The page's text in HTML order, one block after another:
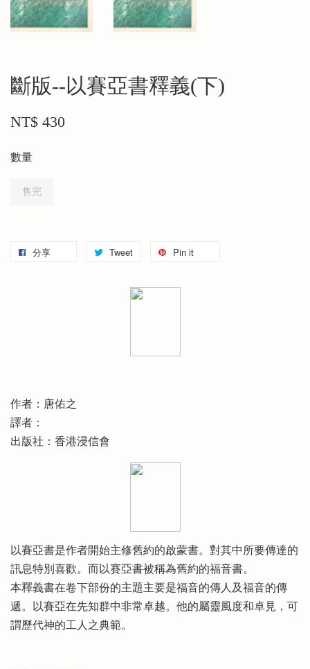
斷版--以賽亞書釋義(下)
NT$ 430
數量
售完
分享 Tweet Pin it
作者：唐佑之
譯者：
出版社：香港浸信會
以賽亞書是作者開始主修舊約的啟蒙書。對其中所要傳達的
訊息特別喜歡。而以賽亞書被稱為舊約的福音書。
本釋義書在卷下部份的主題主要是福音的傳人及福音的傳
遞。以賽亞在先知群中非常卓越。他的屬靈風度和卓見，可
謂歷代神的工人之典範。